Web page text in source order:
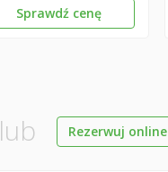
Sprawdź cenę
lub Rezerwuj online